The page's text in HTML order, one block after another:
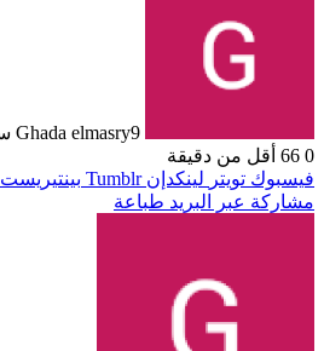
Ghada elmasry9 سبتمبر، 2024
0
أقل من دقيقة
فيسبوك تويتر لينكدإن بينتيريست
مشاركة عبر البريد طباعة